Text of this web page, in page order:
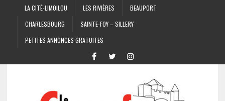
LA CITÉ-LIMOILOU LES RIVIÈRES
BEAUPORT
CHARLESBOURG
SAINTE-FOY – SILLERY
PETITES ANNONCES GRATUITES